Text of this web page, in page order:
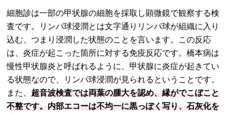
細胞診は一部の甲状腺の細胞を採取し顕微鏡で観察する検
査です。リンパ球浸潤とは文字通りリンパ球が組織に入り
込む、つまり浸潤した状態のことを言います。この反応
は、炎症が起こった箇所に対する免疫反応です。橋本病は
慢性甲状腺炎と呼ばれるように、甲状腺に炎症が起きてい
る状態なので、リンパ球浸潤が見られるということです。
また、 超音波検査では両葉の腫大を認め、縁がでこぼこと
不整です。内部エコーは不均一に黒っぽく写り、石灰化を